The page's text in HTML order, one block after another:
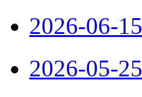
2026-06-15
2026-05-25